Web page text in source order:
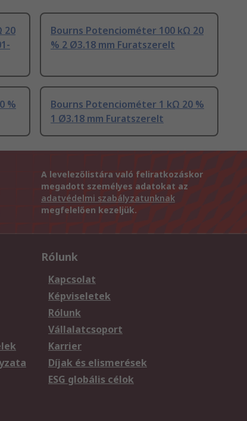
20
Bourns Potenciométer 100 kΩ 20
% 2 Ø3.18 mm Furatszerelt
%
Bourns Potenciométer 1 kΩ 20 %
1 Ø3.18 mm Furatszerelt
A levelezőlistára való feliratkozáskor
megadott személyes adatokat az
adatvédelmi szabályzatunknak
megfelelően kezeljük.
Rólunk
Kapcsolat
Képviseletek
Rólunk
Vállalatcsoport
Karrier
Díjak és elismerések
ESG globális célok